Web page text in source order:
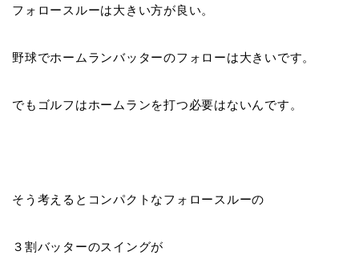
フォロースルーは大きい方が良い。
野球でホームランバッターのフォローは大きいです。
でもゴルフはホームランを打つ必要はないんです。
そう考えるとコンパクトなフォロースルーの
３割バッターのスイングが